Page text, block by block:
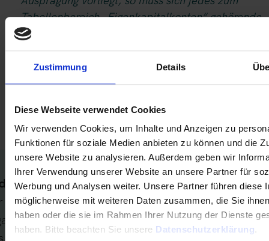
Zustimmung Details
Diese Webseite verwendet Cookies
Wir verwenden Cookies, um Inhalte und Anzeigen zu
Funktionen für soziale Medien anbieten zu können und die
unsere Website zu analysieren. Außerdem geben wir
Ihrer Verwendung unserer Website an unsere Partner für
Werbung und Analysen weiter. Unsere Partner führen diese
möglicherweise mit weiteren Daten zusammen, die Sie
haben oder die sie im Rahmen Ihrer Nutzung der Dienste
haben. Bitte beachten Sie unsere Datenschutzerklärung.
Tabellenbereich „Eigenkapitalkonten“ gehörende
Fakt einem „Gesellschafter“-Eintrag mit
entsprechender „Gesellschafterschlüssel“-Angabe
(„genInfo.company.id.shareholder.id“) zuordnen
lassen.
Relevante Abschnitte im Technischen Leitfaden:
– Tz. B.19.2
den Gesellschafterschlüsselwert
wurden
Hypercubes ‚cube.equityAccounts‘ berichtet (z.